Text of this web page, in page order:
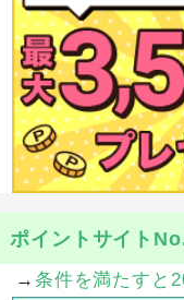
ポイントサイト
→ 条件を満たすと